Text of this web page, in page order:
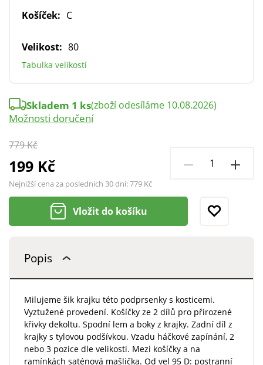
Košíček: C
Velikost: 80
Tabulka velikostí
779 Kč
199 Kč
Nejnižší cena za posledních 30 dní:779 Kč
Skladem 1 ks(zboží odesíláme 10.08.2026)
Možnosti doručení
Vložit do košíku
Popis
Milujeme šik krajku této podprsenky s kosticemi.
Vyztužené provedení. Košíčky ze 2 dílů pro přirozené
křivky dekoltu. Spodní lem a boky z krajky. Zadní díl z
krajky s tylovou podšívkou. Vzadu háčkové zapínání, 2
nebo 3 pozice dle velikosti. Mezi košíčky a na
ramínkách saténová mašlička. Od vel 95 D: postranní